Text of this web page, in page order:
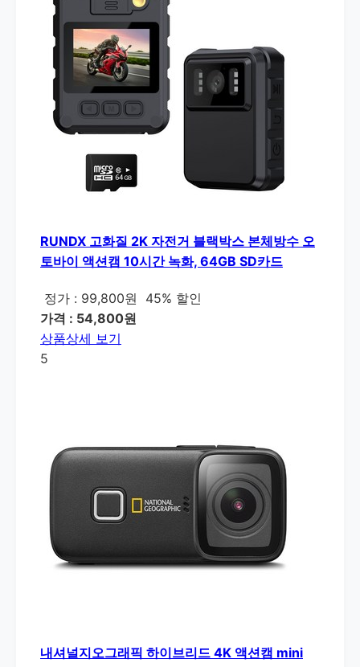
RUNDX 고화질 2K 자전거 블랙박스 본체방수 오
토바이 액션캠 10시간 녹화, 64GB SD카드
정가 : 99,800원
45% 할인
가격 : 54,800원
상품상세 보기
5
내셔널지오그래픽 하이브리드 4K 액션캠 mini